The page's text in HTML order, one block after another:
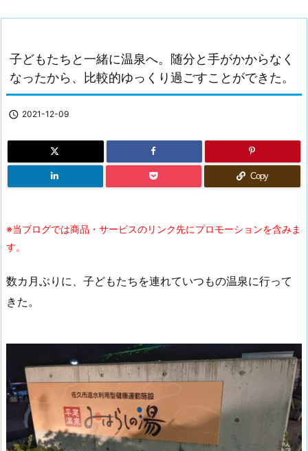
子どもたちと一緒に温泉へ。随分と手がかからなく
なったから、比較的ゆっくり過ごすことができた。
 2021-12-09
Copy
※当ブログでは商品・サービスのリンク先にプロモーションを含みま
す。
数カ月ぶりに、子どもたちを連れていつもの温泉に行って
きた。